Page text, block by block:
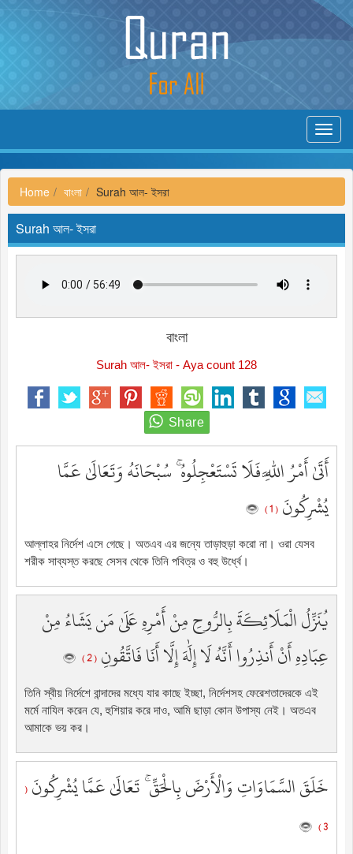
Home বাংলা Surah আল- ইসরা
Surah আল- ইসরা
বাংলা
Surah আল- ইসরা - Aya count 128
أَتَىٰ أَمْرُ اللَّهِ فَلَا تَسْتَعْجِلُوهُ ۚ سُبْحَانَهُ وَتَعَالَىٰ عَمَّا
يُشْرِكُونَ ( 1 )
আল্লাহর নির্দেশ এসে গেছে। অতএব এর জন্যে তাড়াহুড়া করো না। ওরা যেসব
শরীক সাব্যস্ত করছে সেসব থেকে তিনি পবিত্র ও বহু উর্ধ্বে।
يُنَزِّلُ الْمَلَائِكَةَ بِالرُّوحِ مِنْ أَمْرِهِ عَلَىٰ مَن يَشَاءُ مِنْ
عِبَادِهِ أَنْ أَنذِرُوا أَنَّهُ لَا إِلَٰهَ إِلَّا أَنَا فَاتَّقُونِ ( 2 )
তিনি স্বীয় নির্দেশে বান্দাদের মধ্যে যার কাছে ইচ্ছা, নির্দেশসহ ফেরেশতাদেরকে এই
মর্মে নাযিল করেন যে, হুশিয়ার করে দাও, আমি ছাড়া কোন উপাস্য নেই। অতএব
আমাকে ভয় কর।
خَلَقَ السَّمَاوَاتِ وَالْأَرْضَ بِالْحَقِّ ۚ تَعَالَىٰ عَمَّا يُشْرِكُونَ (
3 )